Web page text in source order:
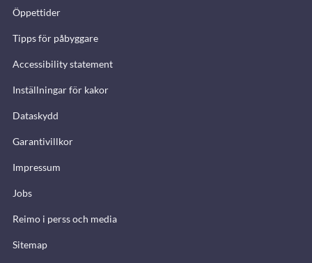
Öppettider
Tipps för påbyggare
Accessibility statement
Inställningar för kakor
Dataskydd
Garantivillkor
Impressum
Jobs
Reimo i perss och media
Sitemap